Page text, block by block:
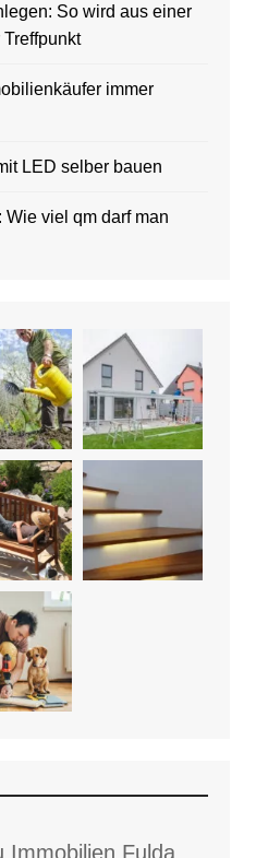
So wird aus einer
immer
LED selber bauen
viel qm darf man
Immobilien Fulda